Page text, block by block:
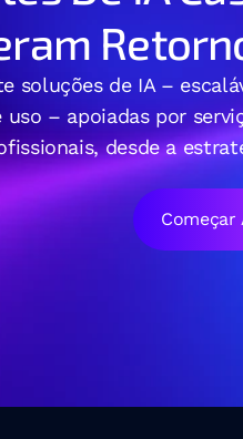
soluções de IA –
uso – apoiadas por
desde a
Começar